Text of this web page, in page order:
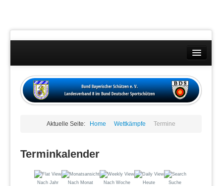
Wettkämpfe
Datenschutzübersicht
Aktuelle Seite: Home Wettkämpfe Termine
Terminkalender
Nach Jahr Nach Monat Nach Woche Heute Suche